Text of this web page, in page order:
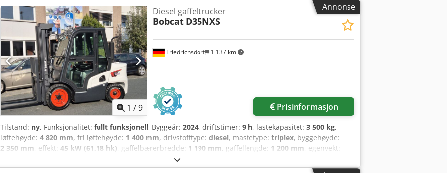
Annonse
1 /9
Friedrichsdorf 1 137 km
Diesel gaffeltrucker
Bobcat D35NXS
Prisinformasjon
Tilstand: ny, Funksjonalitet: fullt funksjonell, Byggeår: 2024, driftstimer: 9 h, lastekapasitet: 3 500 kg,
løftehøyde: 4 820 mm, fri løftehøyde: 1 400 mm, drivstofftype: diesel, mastetype: triplex, byggehøyde:
2 350 mm, effekt: 45 kW (61,18 hk), gaffelbærerbredde: 1 190 mm, gaffellengde: 1 200 mm, egenvekt:
, konstruksjonsbredde:
gaffeltruck Lastens tyngdepunkt: 500 mm ISO Klasse: ISO Klasse 3 = 2.500 - 4.999 kg Crsdpfxjy U R Dcj